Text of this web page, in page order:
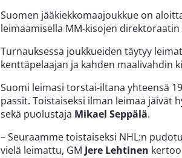
Suomen jääkiekkomaajoukkue on
leimaamisella MM-kisojen
Turnauksessa joukkueiden täytyy
kenttäpelaajan ja kahden maalivahdin
Suomi leimasi torstai-iltana yhteensä
passit. Toistaiseksi ilman leimaa jäivät
sekä puolustaja Mikael Seppälä.
– Seuraamme toistaiseksi NHL:n
vielä leimattu, GM Jere Lehtinen kertoo